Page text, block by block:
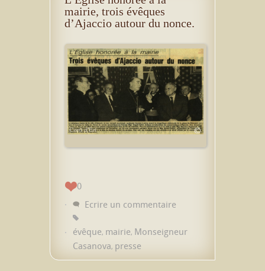
mairie, trois évêques
d’Ajaccio autour du nonce.
0
Ecrire un commentaire
évêque, mairie, Monseigneur
Casanova, presse